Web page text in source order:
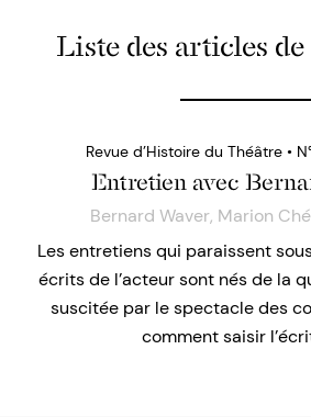
Liste des articles
Revue d’Histoire du Théâtre •
Entretien avec
Bernard Waver, Marion
Les entretiens qui paraissent
écrits de l’acteur sont nés de la
suscitée par le spectacle des
comment saisir